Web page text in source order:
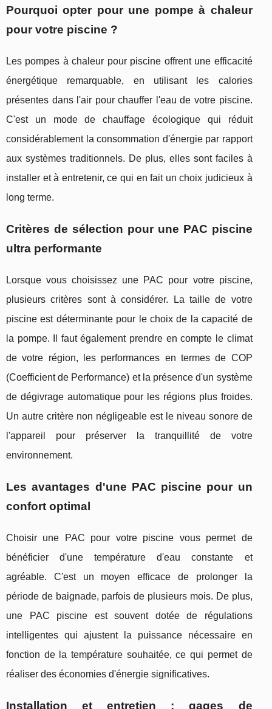
Pourquoi opter pour une pompe à chaleur
pour votre piscine ?
Les pompes à chaleur pour piscine offrent une efficacité
énergétique remarquable, en utilisant les calories
présentes dans l'air pour chauffer l'eau de votre piscine.
C'est un mode de chauffage écologique qui réduit
considérablement la consommation d'énergie par rapport
aux systèmes traditionnels. De plus, elles sont faciles à
installer et à entretenir, ce qui en fait un choix judicieux à
long terme.
Critères de sélection pour une PAC piscine
ultra performante
Lorsque vous choisissez une PAC pour votre piscine,
plusieurs critères sont à considérer. La taille de votre
piscine est déterminante pour le choix de la capacité de
la pompe. Il faut également prendre en compte le climat
de votre région, les performances en termes de COP
(Coefficient de Performance) et la présence d'un système
de dégivrage automatique pour les régions plus froides.
Un autre critère non négligeable est le niveau sonore de
l'appareil pour préserver la tranquillité de votre
environnement.
Les avantages d'une PAC piscine pour un
confort optimal
Choisir une PAC pour votre piscine vous permet de
bénéficier d'une température d'eau constante et
agréable. C'est un moyen efficace de prolonger la
période de baignade, parfois de plusieurs mois. De plus,
une PAC piscine est souvent dotée de régulations
intelligentes qui ajustent la puissance nécessaire en
fonction de la température souhaitée, ce qui permet de
réaliser des économies d'énergie significatives.
Installation et entretien : gages de